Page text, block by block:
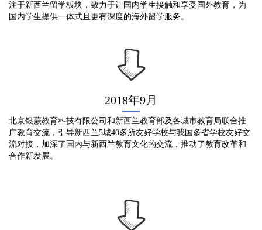
注于新西兰留学板块，致力于让国内学生接触和享受国外教育，为
国内学生提供一体式且更有深度的海外留学服务。
2018年9月
北京银蕨教育科技有限公司和新西兰教育部及各城市教育局联合推
广教育交流，引导新西兰5城40多所友好学校与我国多省学校友好交
流对接，加深了国内与新西兰教育文化的交流，推动了教育改革和
合作新发展。